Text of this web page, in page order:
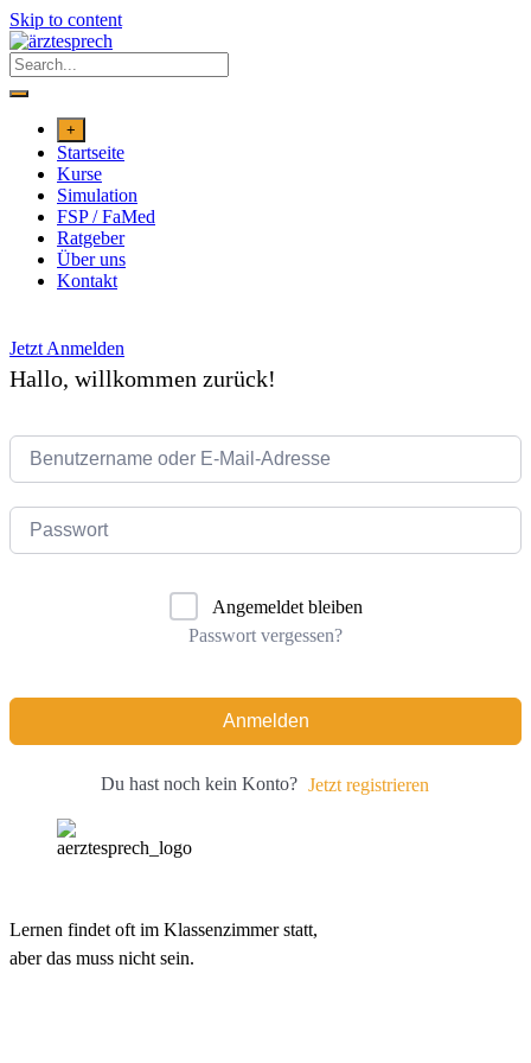
Skip to content
+
Startseite
Kurse
Simulation
FSP / FaMed
Ratgeber
Über uns
Kontakt
Jetzt Anmelden
Hallo, willkommen zurück!
Angemeldet bleiben
Passwort vergessen?
Anmelden
Du hast noch kein Konto? Jetzt registrieren
Lernen findet oft im Klassenzimmer statt,
aber das muss nicht sein.